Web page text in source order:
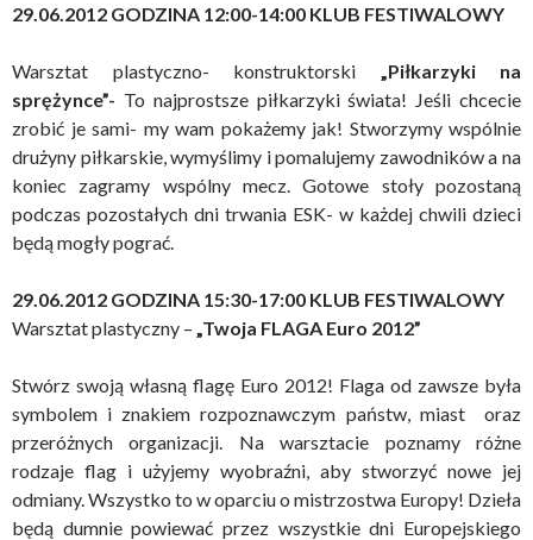
29.06.2012 GODZINA 12:00-14:00 KLUB FESTIWALOWY
Warsztat plastyczno- konstruktorski „Piłkarzyki na
sprężynce”- To najprostsze piłkarzyki świata! Jeśli chcecie
zrobić je sami- my wam pokażemy jak! Stworzymy wspólnie
drużyny piłkarskie, wymyślimy i pomalujemy zawodników a na
koniec zagramy wspólny mecz.
Gotowe stoły pozostaną
podczas pozostałych dni trwania ESK- w każdej chwili dzieci
będą mogły pograć.
29.06.2012 GODZINA 15:30-17:00 KLUB FESTIWALOWY
Warsztat plastyczny – „Twoja FLAGA Euro 2012”
Stwórz swoją własną flagę Euro 2012! Flaga od zawsze była
symbolem i znakiem rozpoznawczym państw, miast oraz
przeróżnych organizacji. Na warsztacie poznamy różne
rodzaje flag i użyjemy wyobraźni, aby stworzyć nowe jej
odmiany. Wszystko to w oparciu o mistrzostwa Europy! Dzieła
będą dumnie powiewać przez wszystkie dni Europejskiego